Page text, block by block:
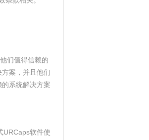
们值得信赖的
案，并且他们
系统解决方案
URCaps软件使